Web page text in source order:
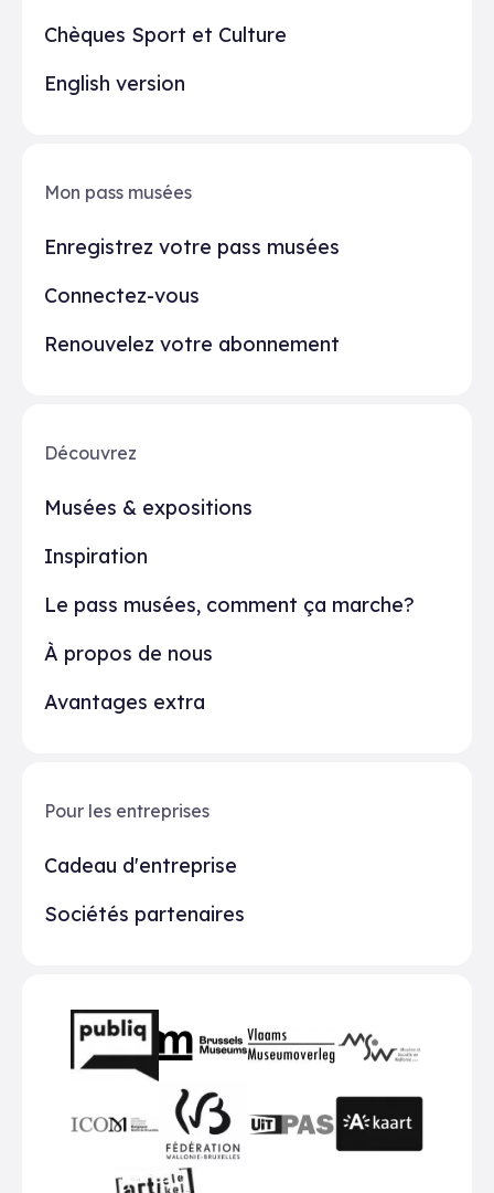
Chèques Sport et Culture
English version
Découvrez
Musées & expositions
Inspiration
Le pass musées, comment ça marche?
À propos de nous
Avantages extra
Pour les entreprises
Cadeau d'entreprise
Sociétés partenaires
Mon pass musées
Enregistrez votre pass musées
Connectez-vous
Renouvelez votre abonnement
Partenaires
FWB